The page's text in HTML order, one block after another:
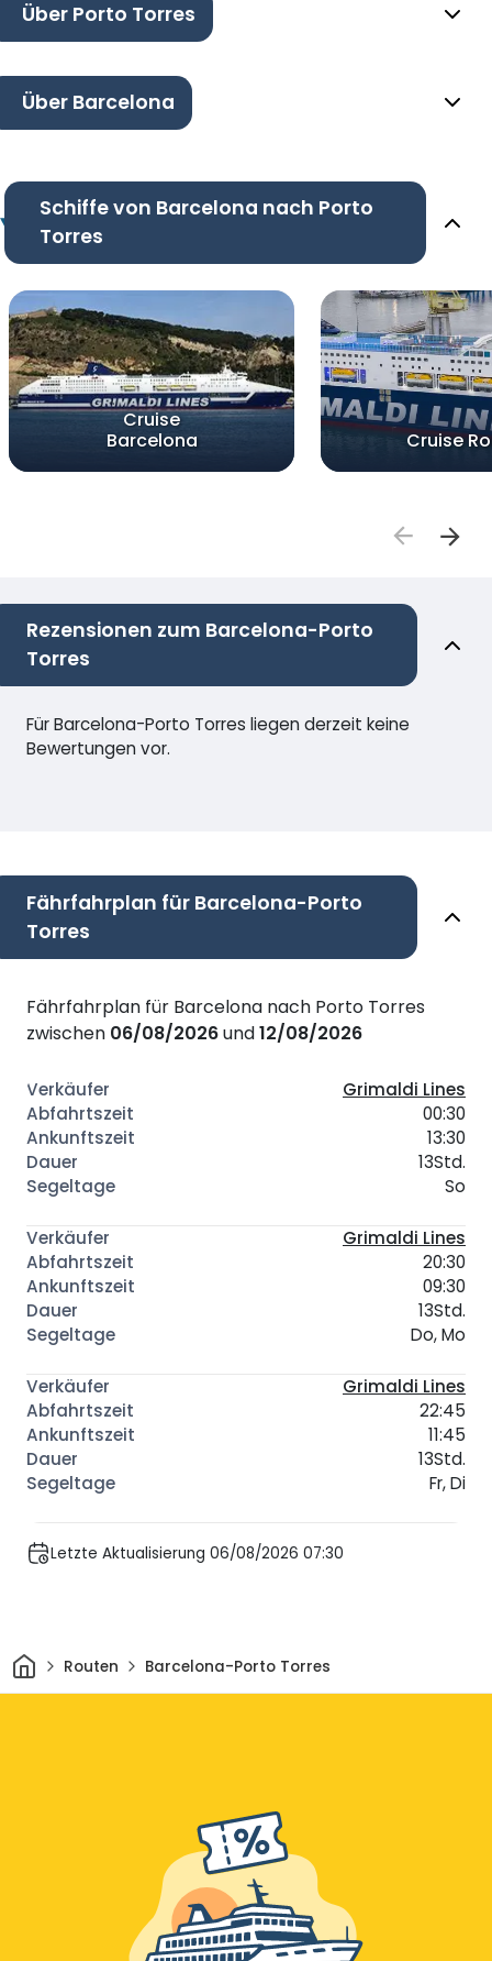
Über Porto Torres
Über Barcelona
Schiffe von Barcelona nach Porto
Torres
Cruise
Barcelona
Cruise
Rezensionen zum Barcelona-Porto
Torres
Für Barcelona-Porto Torres liegen derzeit keine
Bewertungen vor.
Fährfahrplan für Barcelona-Porto
Torres
Fährfahrplan für Barcelona nach Porto Torres
zwischen 06/08/2026und12/08/2026
Grimaldi Lines
00:30
13:30
13Std.
So
Grimaldi Lines
20:30
09:30
13Std.
Do, Mo
Grimaldi Lines
22:45
11:45
13Std.
Fr, Di
Letzte Aktualisierung 06/08/2026 07:30
HeimRouten Barcelona-Porto Torres